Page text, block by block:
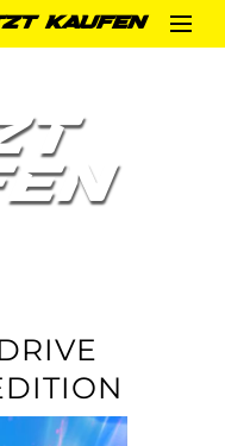
KAUFEN